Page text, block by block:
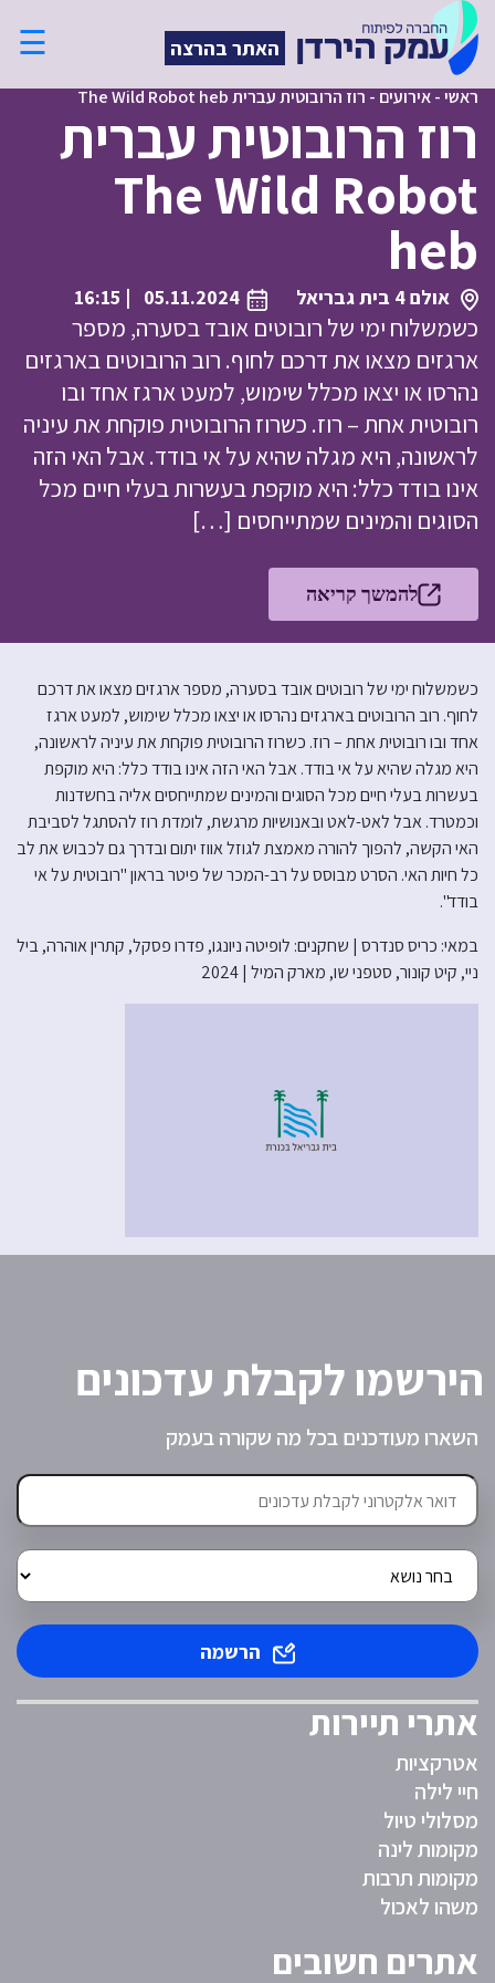
האתר בהרצה ☰
ראשי-אירועים - רוז הרובוטית עברית The Wild Robot heb
רוז הרובוטית עברית
The Wild Robot
heb
אולם 4 בית גבריאל 05.11.2024
| 16:15
כשמשלוח ימי של רובוטים אובד בסערה, מספר
ארגזים מצאו את דרכם לחוף. רוב הרובוטים בארגזים
נהרסו או יצאו מכלל שימוש, למעט ארגז אחד ובו
רובוטית אחת – רוז. כשרוז הרובוטית פוקחת את עיניה
לראשונה, היא מגלה שהיא על אי בודד. אבל האי הזה
אינו בודד כלל: היא מוקפת בעשרות בעלי חיים מכל
הסוגים והמינים שמתייחסים […]
להמשך קריאה
כשמשלוח ימי של רובוטים אובד בסערה, מספר ארגזים מצאו את דרכם
לחוף. רוב הרובוטים בארגזים נהרסו או יצאו מכלל שימוש, למעט ארגז
אחד ובו רובוטית אחת – רוז. כשרוז הרובוטית פוקחת את עיניה לראשונה,
היא מגלה שהיא על אי בודד. אבל האי הזה אינו בודד כלל: היא מוקפת
בעשרות בעלי חיים מכל הסוגים והמינים שמתייחסים אליה בחשדנות
וכמטרד. אבל לאט-לאט ובאנושיות מרגשת, לומדת רוז להסתגל לסביבת
האי הקשה, להפוך להורה מאמצת לגוזל אווז יתום ובדרך גם לכבוש את לב
כל חיות האי. הסרט מבוסס על רב-המכר של פיטר בראון "רובוטית על אי
בודד".
במאי: כריס סנדרס | שחקנים: לופיטה ניונגו, פדרו פסקל, קתרין אוהרה, ביל
ניי, קיט קונור, סטפני שו, מארק המיל | 2024
הירשמו לקבלת עדכונים
השארו מעודכנים בכל מה שקורה בעמק
הרשמה
אתרי תיירות
אטרקציות
חיי לילה
מסלולי טיול
מקומות לינה
מקומות תרבות
משהו לאכול
אתרים חשובים